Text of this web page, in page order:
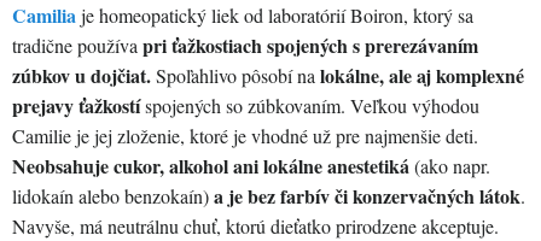
Camiliaje homeopatický liek od laboratórií Boiron, ktorý sa
tradične používapri ťažkostiach spojených s prerezávaním
zúbkov u dojčiat.Spoľahlivo pôsobí nalokálne, ale aj komplexné
prejavy ťažkostíspojených so zúbkovaním. Veľkou výhodou
Camilie je jej zloženie, ktoré je vhodné už pre najmenšie deti.
Neobsahuje cukor, alkohol ani lokálne anestetiká(ako napr.
lidokaín alebo benzokaín)a je bez farbív či konzervačných látok.
Navyše, má neutrálnu chuť, ktorú dieťatko prirodzene akceptuje.